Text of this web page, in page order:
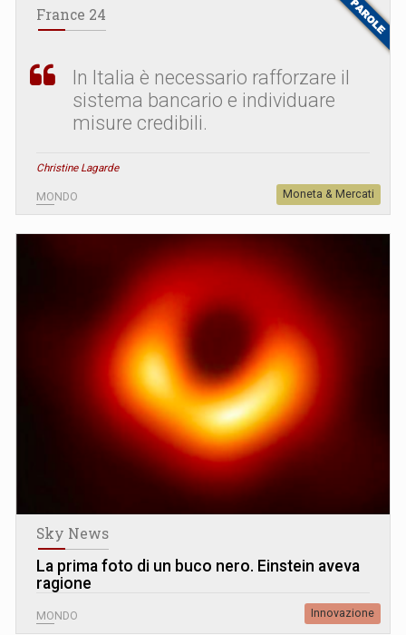
France 24
In Italia è necessario rafforzare il
sistema bancario e individuare
misure credibili.
Christine Lagarde
MONDO Moneta & Mercati
Sky News
La prima foto di un buco nero. Einstein aveva
ragione
MONDO Innovazione